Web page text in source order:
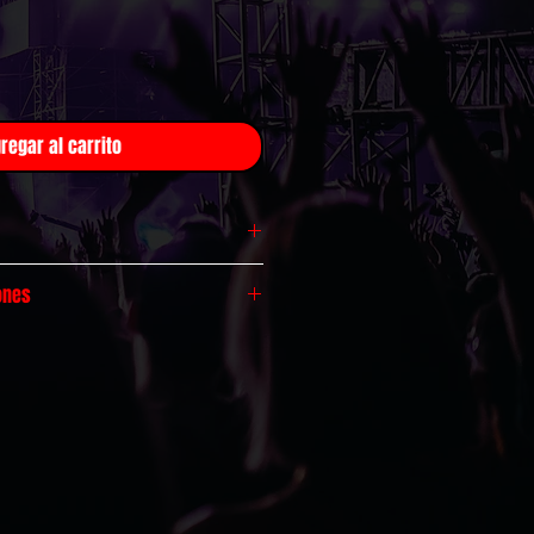
al carrito
México!
$99
hábiles
superiores a $1,399
válido por 30 días.